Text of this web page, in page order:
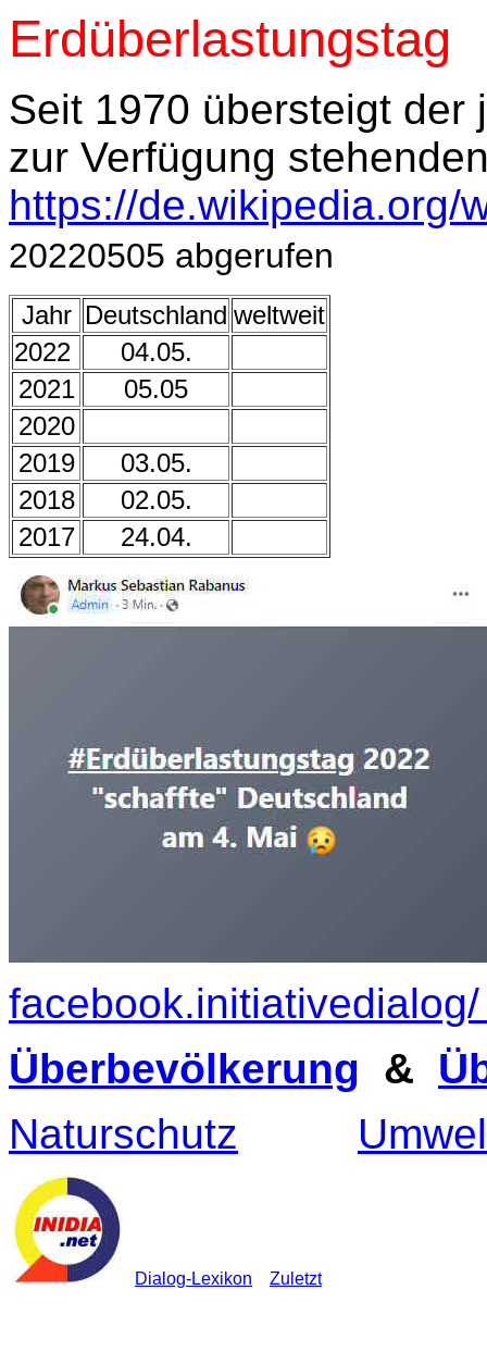
Erdüberlastungstag
Seit 1970 übersteigt der
zur Verfügung
https://de.wikipedia.org/
20220505 abgerufen
Jahr Deutschland weltweit
2022
04.05.
2021
05.05
2020
2019
03.05.
2018
02.05.
2017
24.04.
Überbevölkerung &
Naturschutz
Dialog-Lexikon Zuletzt